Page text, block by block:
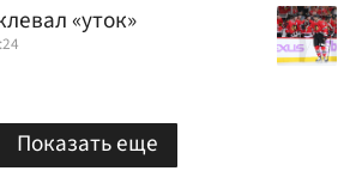
«уток»
Показать еще